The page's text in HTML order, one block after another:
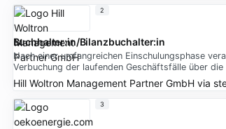
Buchhalter:in/Bilanzbuchalter:in
Nach einer umfangreichen Einschulungsphase
Verbuchung der laufenden Geschäftsfälle über
Hill Woltron Management Partner GmbHvia
2
3